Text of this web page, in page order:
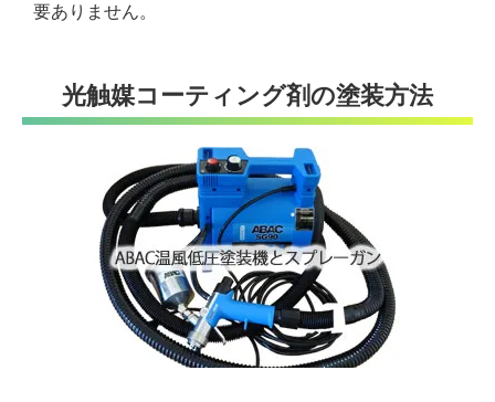
要ありません。
光触媒コーティング剤の塗装方法